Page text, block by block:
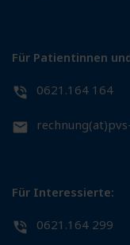
Für Patientinnen
0621.164 164
Für Interessierte:
0621.164 299